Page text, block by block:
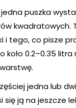
jedna puszka
kwadratowych.
i tego, co pisze
koło 0.2–0.35
jedna lub
się ją na jeszcze